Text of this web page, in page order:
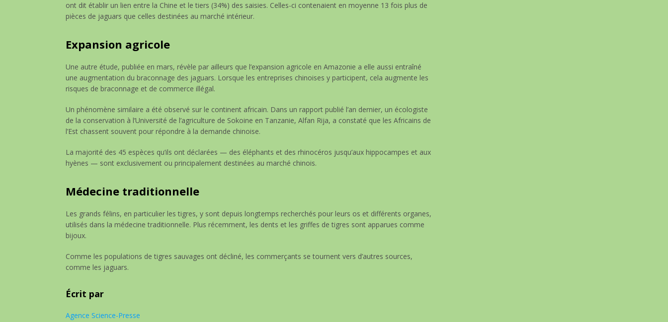
ont dit établir un lien entre la Chine et le tiers (34%) des saisies. Celles-ci contenaient en moyenne 13 fois plus de
pièces de jaguars que celles destinées au marché intérieur.
Expansion agricole
Une autre étude, publiée en mars, révèle par ailleurs que l’expansion agricole en Amazonie a elle aussi entraîné
une augmentation du braconnage des jaguars. Lorsque les entreprises chinoises y participent, cela augmente les
risques de braconnage et de commerce illégal.
Un phénomène similaire a été observé sur le continent africain. Dans un rapport publié l’an dernier, un écologiste
de la conservation à l’Université de l’agriculture de Sokoine en Tanzanie, Alfan Rija, a constaté que les Africains de
l’Est chassent souvent pour répondre à la demande chinoise.
La majorité des 45 espèces qu’ils ont déclarées — des éléphants et des rhinocéros jusqu’aux hippocampes et aux
hyènes — sont exclusivement ou principalement destinées au marché chinois.
Médecine traditionnelle
Les grands félins, en particulier les tigres, y sont depuis longtemps recherchés pour leurs os et différents organes,
utilisés dans la médecine traditionnelle. Plus récemment, les dents et les griffes de tigres sont apparues comme
bijoux.
Comme les populations de tigres sauvages ont décliné, les commerçants se tournent vers d’autres sources,
comme les jaguars.
Écrit par
Agence Science-Presse